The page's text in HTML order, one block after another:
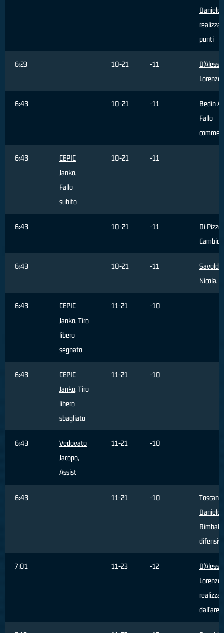
Daniele
punti
6:23 10-21 -11
Lorenzo
6:43 10-21 -11
Bedin
Fallo
6:43
CEPIC
Janko,
Fallo
subito
10-21 -11
6:43 10-21 -11
Di Pizzo
Cambio
6:43 10-21 -11
Nicola,
6:43
CEPIC
Janko, Tiro
libero
segnato
11-21 -10
6:43
CEPIC
Janko, Tiro
libero
sbagliato
11-21 -10
6:43
Vedovato
Jacopo,
Assist
11-21 -10
6:43 11-21 -10
Toscano
Daniele
7:01 11-23 -12
Lorenzo
dall'area